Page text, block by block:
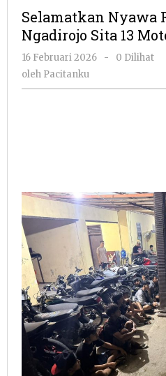
Selamatkan Nyawa
Ngadirojo Sita 13
16 Februari 2026
oleh
-
0 Dilihat
oleh Pacitanku